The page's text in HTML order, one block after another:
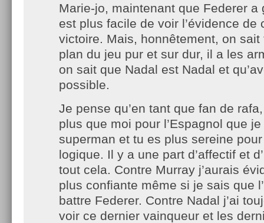
Marie-jo, maintenant que Federer a
est plus facile de voir l’évidence de
victoire. Mais, honnêtement, on
plan du jeu pur et sur dur, il a les
on sait que Nadal est Nadal et
possible.
Je pense qu’en tant que fan de
plus que moi pour l’Espagnol que
superman et tu es plus sereine pour
logique. Il y a une part d’affectif et
tout cela. Contre Murray j’aurais
plus confiante même si je sais que
battre Federer. Contre Nadal j’ai
voir ce dernier vainqueur et les